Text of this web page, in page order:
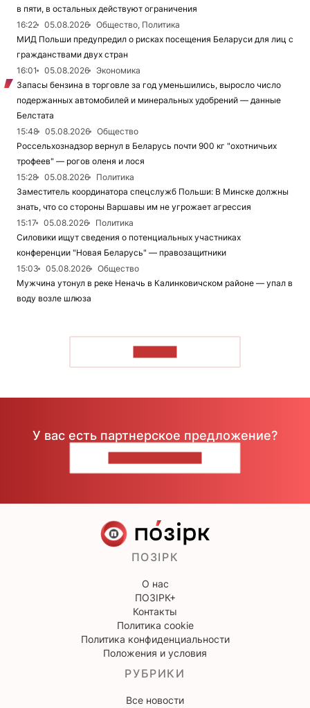
в пяти, в остальных действуют ограничения
16:22
05.08.2026
Общество, Политика
МИД Польши предупредил о рисках посещения Беларуси для лиц с
гражданствами двух стран
16:01
05.08.2026
Экономика
Запасы бензина в торговле за год уменьшились, выросло число
подержанных автомобилей и минеральных удобрений — данные
Белстата
15:48
05.08.2026
Общество
Россельхознадзор вернул в Беларусь почти 900 кг "охотничьих
трофеев" — рогов оленя и лося
15:28
05.08.2026
Политика
Заместитель координатора спецслужб Польши: В Минске должны
знать, что со стороны Варшавы им не угрожает агрессия
15:17
05.08.2026
Политика
Силовики ищут сведения о потенциальных участниках
конференции "Новая Беларусь" — правозащитники
15:03
05.08.2026
Общество
Мужчина утонул в реке Неначь в Калинковичском районе — упал в
воду возле шлюза
У вас есть партнерское предложение?
ПОЗІРК
О нас
ПОЗІРК+
Контакты
Политика cookie
Политика конфиденциальности
Положения и условия
РУБРИКИ
Все новости